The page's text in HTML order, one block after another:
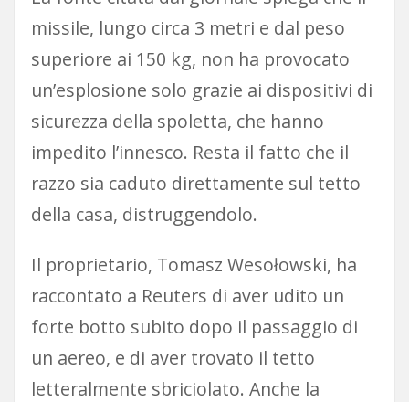
missile, lungo circa 3 metri e dal peso
superiore ai 150 kg, non ha provocato
un’esplosione solo grazie ai dispositivi di
sicurezza della spoletta, che hanno
impedito l’innesco. Resta il fatto che il
razzo sia caduto direttamente sul tetto
della casa, distruggendolo.
Il proprietario, Tomasz Wesołowski, ha
raccontato a Reuters di aver udito un
forte botto subito dopo il passaggio di
un aereo, e di aver trovato il tetto
letteralmente sbriciolato. Anche la